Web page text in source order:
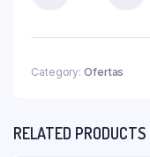
+
60
Category: Ofertas
RELATED PRODUCTS